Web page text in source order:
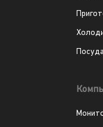
Посуда